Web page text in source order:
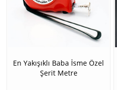
En Yakışıklı Baba İsme Özel
Şerit Metre